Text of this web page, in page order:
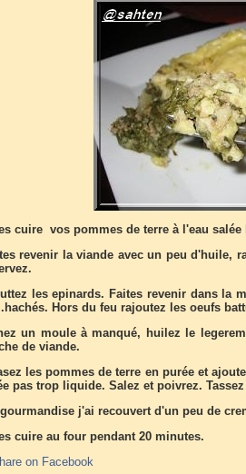
cuire vos pommes de terre à l'eau
revenir la viande avec un peu d'huile,
les epinards. Faites revenir dans la
Hors du feu rajoutez les oeufs
un moule à manqué, huilez le
de viande.
les pommes de terre en purée et
pas trop liquide. Salez et poivrez.
j'ai recouvert d'un peu de
cuire au four pendant 20 minutes.
on Facebook